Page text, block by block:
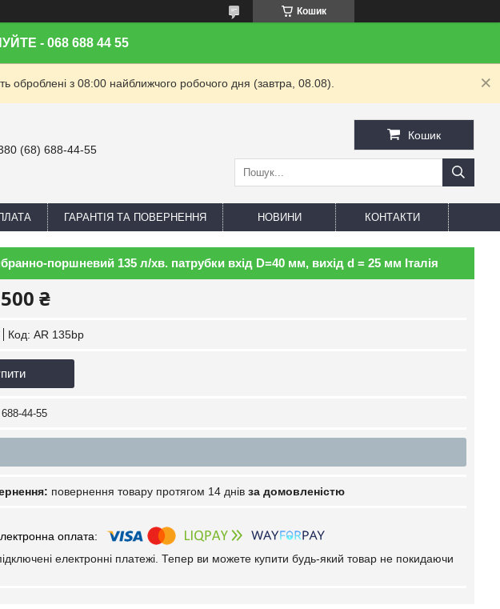
Кошик
- 068 688 44 55
оброблені з 08:00 найближчого робочого дня (завтра, 08.08).
(68) 688-44-55
Кошик
ГАРАНТІЯ ТА ПОВЕРНЕННЯ НОВИНИ КОНТАКТИ
поршневий 135 л/хв. патрубки вхід D=40 мм, вихід d = 25 мм Італія
₴
Код: AR 135bp
44-55
повернення товару протягом 14 днів за домовленістю
електронні платежі. Тепер ви можете купити будь-який товар не покидаючи